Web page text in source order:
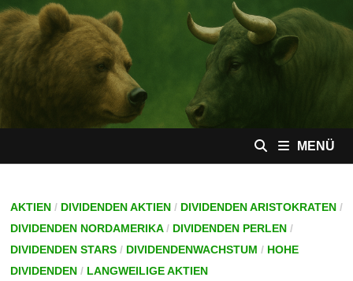
Zum
Inhalt
springen
MENÜ
AKTIEN/ DIVIDENDEN AKTIEN/ DIVIDENDEN ARISTOKRATEN/
DIVIDENDEN NORDAMERIKA/ DIVIDENDEN PERLEN/
DIVIDENDEN STARS/ DIVIDENDENWACHSTUM / HOHE
DIVIDENDEN/ LANGWEILIGE AKTIEN